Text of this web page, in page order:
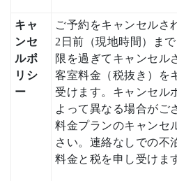
キャ
ンセ
ルポ
リシ
ー
ご予約をキャンセルさ
2日前（現地時間）ま
限を過ぎてキャンセル
客室料金（税抜き）を
受けます。キャンセル
よって異なる場合がご
料金プランのキャンセ
さい。連絡なしでの不
料金と税を申し受けま